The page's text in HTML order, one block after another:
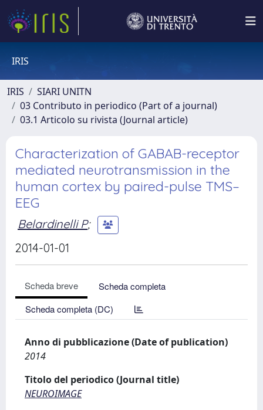
IRIS
IRIS
SIARI UNITN
03 Contributo in periodico (Part of a journal)
03.1 Articolo su rivista (Journal article)
Characterization of GABAB-receptor
mediated neurotransmission in the
human cortex by paired-pulse TMS–
EEG
Belardinelli P;
2014-01-01
Scheda breve
Scheda completa
Scheda completa (DC)
Anno di pubblicazione (Date of publication)
2014
Titolo del periodico (Journal title)
NEUROIMAGE